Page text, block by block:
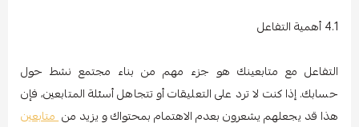
4.1 أهمية التفاعل
التفاعل مع متابعينك هو جزء مهم من بناء مجتمع نشط حول
حسابك. إذا كنت لا ترد على التعليقات أو تتجاهل أسئلة المتابعين، فإن
هذا قد يجعلهم يشعرون بعدم الاهتمام بمحتواك و يزيد منمتابعين